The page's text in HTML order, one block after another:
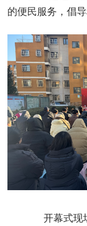
的便民服务，倡
开幕式现